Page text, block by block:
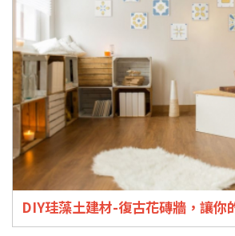
DIY珪藻土建材-復古花磚牆，讓你